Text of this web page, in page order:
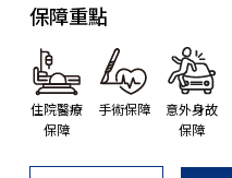
保障重點
住院醫療
保障
手術保障
意外身故
保障